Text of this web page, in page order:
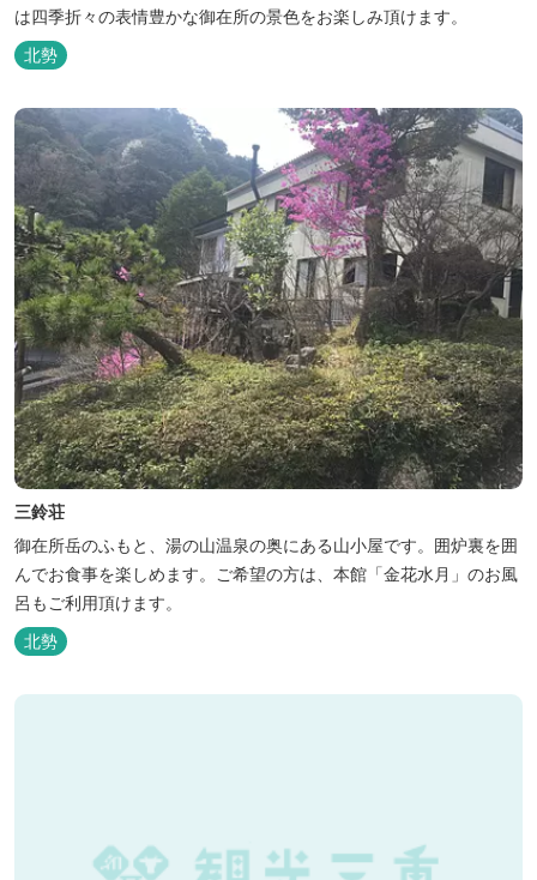
は四季折々の表情豊かな御在所の景色をお楽しみ頂けます。
北勢
三鈴荘
御在所岳のふもと、湯の山温泉の奥にある山小屋です。囲炉裏を囲
んでお食事を楽しめます。ご希望の方は、本館「金花水月」のお風
呂もご利用頂けます。
北勢